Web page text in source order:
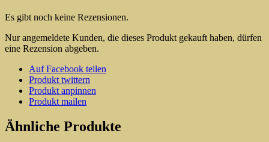
Es gibt noch keine Rezensionen.
Nur angemeldete Kunden, die dieses Produkt gekauft haben, dürfen
eine Rezension abgeben.
Auf Facebook teilen
Produkt twittern
Produkt anpinnen
Produkt mailen
Ähnliche Produkte